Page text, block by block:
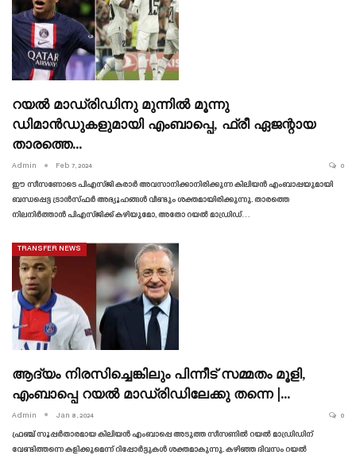
റയൽ മാഡ്രിഡിനു മുന്നിൽ മൂന്നു
ഡിമാൻഡുകളുമായി എംബാപ്പെ, ഫ്രീ ഏജന്റായ
താരത്തെ…
Admin Feb 7, 2024 0
ഈ സീസണോടെ പിഎസ്‌ജി കരാർ അവസാനിക്കാനിരിക്കുന്ന കിലിയൻ എംബാപ്പയുമായി
ബന്ധപ്പെട്ട ട്രാൻസ്‌ഫർ അഭ്യൂഹങ്ങൾ വീണ്ടും ശക്തമായിരിക്കുന്നു. താരത്തെ
നിലനിർത്താൻ പിഎസ്‌ജിക്ക് കഴിയുമോ, അതോ റയൽ മാഡ്രിഡ്…
TRANSFER NEWS
ആദ്യം നിരസിച്ചെങ്കിലും പിന്നീട് സമ്മതം മൂളി,
എംബാപ്പെ റയൽ മാഡ്രിഡിലേക്കു തന്നെ |…
Admin Jan 8, 2024 0
ഫ്രഞ്ച് സൂപ്പർതാരമായ കിലിയൻ എംബാപ്പെ അടുത്ത സീസണിൽ റയൽ മാഡ്രിഡിന്
വേണ്ടിത്തന്നെ കളിക്കുമെന്ന് റിപ്പോർട്ടുകൾ ശക്തമാകുന്നു. കഴിഞ്ഞ ദിവസം റയൽ